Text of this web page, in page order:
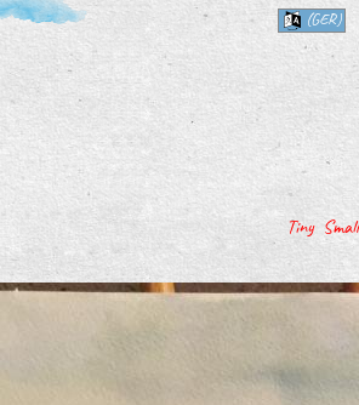
(GER)
Tiny Small